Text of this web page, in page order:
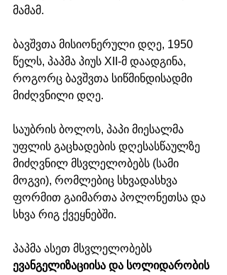
მამამ.
ბავშვთა მისიონერული დღე, 1950
წელს, პაპმა პიუს XII-მ დაადგინა,
როგორც ბავშვთა სიწმინდისადმი
მიძღვნილი დღე.
საუბრის ბოლოს, პაპი მიესალმა
უფლის გაცხადების დღესასწაულზე
მიძღვნილ მსვლელობებს (სამი
მოგვი), რომლებიც სხვადასხვა
ფორმით გაიმართა პოლონეთსა და
სხვა რიგ ქვეყნებში.
პაპმა ასეთ მსვლელობებს
ევანგელიზაციისა და სოლიდარობის